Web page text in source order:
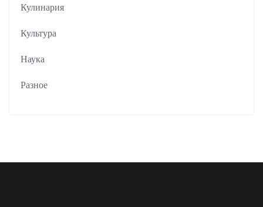
Кулинария
Культура
Наука
Разное